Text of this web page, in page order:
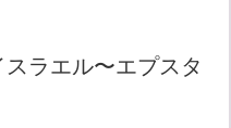
ラエル〜エプスタ